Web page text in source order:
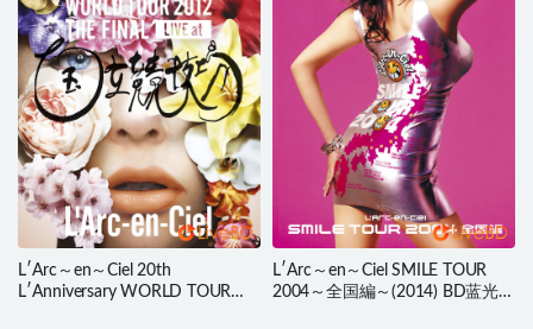
L′Arc～en～Ciel 20th
L′Anniversary WORLD TOUR
L′Arc～en～Ciel SMILE TOUR
2004～全国編～(2014) BD蓝光原